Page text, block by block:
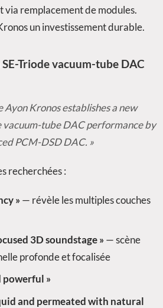
remplacement de modules.
un investissement durable.
Triode vacuum-tube DAC
Ayon Kronos establishes a new
vacuum-tube DAC performance by
PCM-DSD DAC. »
recherchées :
»— révèle les multiples couches
3D soundstage »— scène
profonde et focalisée
powerful »
and permeated with natural